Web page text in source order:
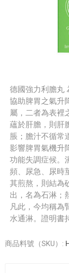
德國強力利膽丸
協助脾胃之氣升
屬，二者為表裡
蘊於肝膽，則肝
脹；膽汁不循常
影響脾胃氣機升
功能失調症候。
頻、尿急、尿時
其煎熬，則結為
出，名為石淋；
凡此，今均稱為
水通淋。證明書
商品料號（SKU）: